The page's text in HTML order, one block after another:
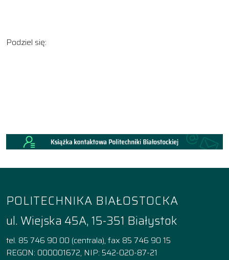
Podziel się:
POLITECHNIKA BIAŁOSTOCKA
ul. Wiejska 45A, 15-351 Białystok
tel. 85 746 90 00 (centrala), fax 85 746 90 15
REGON: 000001672, NIP: 542-020-87-21